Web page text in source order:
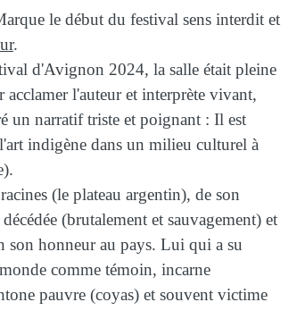
le début du festival sens interdit et
.
d'Avignon 2024, la salle était pleine
l'auteur et interprète vivant,
un narratif triste et poignant : Il est
indigène dans un milieu culturel à
(le plateau argentin), de son
(brutalement et sauvagement) et
son honneur au pays. Lui qui a su
comme témoin, incarne
pauvre (coyas) et souvent victime